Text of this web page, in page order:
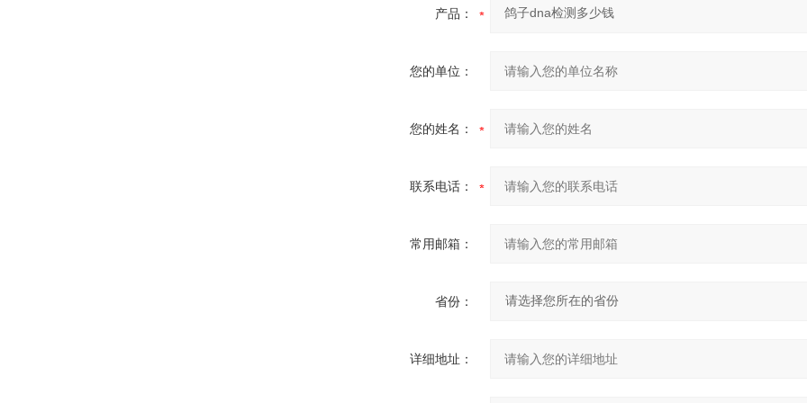
产品：
您的单位：
您的姓名：
联系电话：
常用邮箱：
省份：
详细地址：